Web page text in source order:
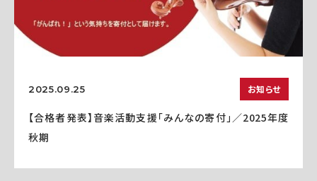
2025.09.25 お知らせ
【合格者発表】音楽活動支援「みんなの寄付」／2025年度
秋期